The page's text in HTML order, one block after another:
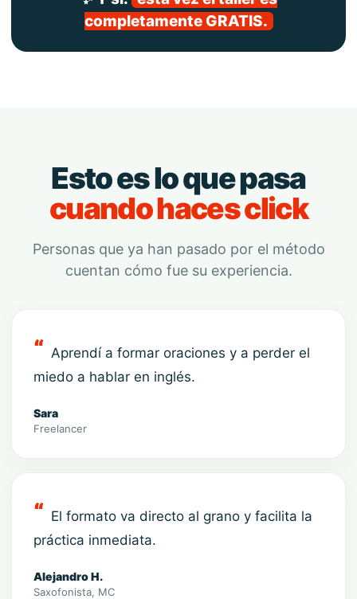
completamente GRATIS.
Esto es lo que pasa
cuando haces click
Personas que ya han pasado por el método
cuentan cómo fue su experiencia.
Aprendí a formar oraciones y a perder el
miedo a hablar en inglés.
Sara
Freelancer
El formato va directo al grano y facilita la
práctica inmediata.
Alejandro H.
Saxofonista, MC